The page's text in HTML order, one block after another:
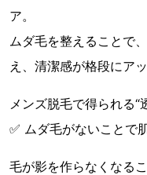
ア。
ムダ毛を整えることで
え、清潔感が格段にアッ
メンズ脱毛で得られる“
✅ ムダ毛がないことで
毛が影を作らなくなる